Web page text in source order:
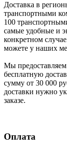
Доставка в
транспортными
100
самые удобные и
конкретном
можете у наших
Мы
бесплатную
сумму от 30 000
доставки нужно
заказе.
Оплата